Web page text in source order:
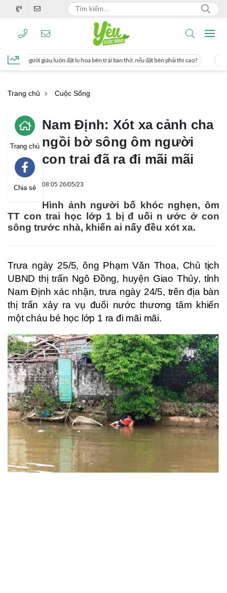
lọ hoa bên trái bàn thờ, nếu đặt bên phải thì sao? Cách uống nước mía
Trang chủ Cuộc Sống
Trang chủ
Chia sẻ
Nam Định: Xót xa cảnh cha
ngồi bờ sông ôm người
con trai đã ra đi mãi mãi
08:05 26/05/23
Hình ảnh người bố khóc nghẹn, ôm
TT con trai học lớp 1 bị đ uối n ước ở con
sông trước nhà, khiến ai nấy đều xót xa.
Trưa ngày 25/5, ông Phạm Văn Thoa, Chủ tịch
UBND thị trấn Ngô Đồng, huyện Giao Thủy, tỉnh
Nam Định xác nhận, trưa ngày 24/5, trên địa bàn
thị trấn xảy ra vụ đuối nước thương tâm khiến
một cháu bé học lớp 1 ra đi mãi mãi.